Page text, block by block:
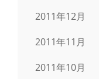
2011年12月
2011年11月
2011年10月